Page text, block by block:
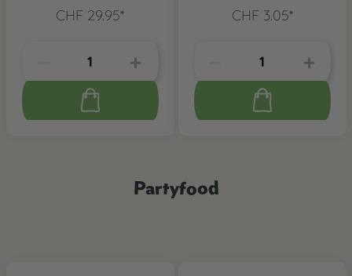
CHF 29.95* CHF 3.05*
Partyfood